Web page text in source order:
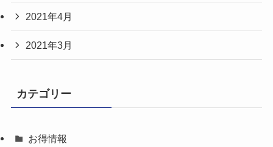
2021年4月
2021年3月
カテゴリー
お得情報